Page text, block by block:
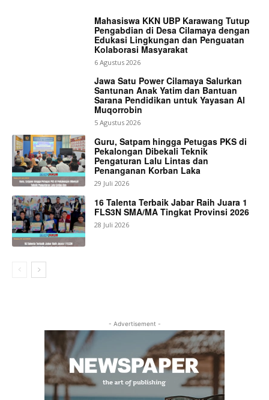
Mahasiswa KKN UBP Karawang Tutup
Pengabdian di Desa Cilamaya dengan
Edukasi Lingkungan dan Penguatan
Kolaborasi Masyarakat
6 Agustus 2026
Jawa Satu Power Cilamaya Salurkan
Santunan Anak Yatim dan Bantuan
Sarana Pendidikan untuk Yayasan Al
Muqorrobin
5 Agustus 2026
Guru, Satpam hingga Petugas PKS di
Pekalongan Dibekali Teknik
Pengaturan Lalu Lintas dan
Penanganan Korban Laka
29 Juli 2026
16 Talenta Terbaik Jabar Raih Juara 1
FLS3N SMA/MA Tingkat Provinsi 2026
28 Juli 2026
- Advertisement -